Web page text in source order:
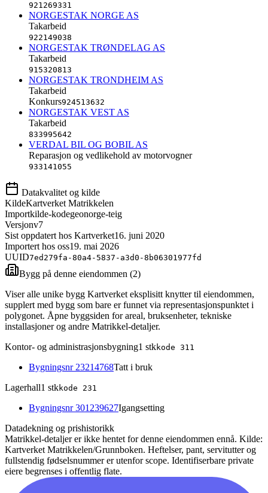
921269331
NORGESTAK NORGE AS
Takarbeid
922149038
NORGESTAK TRØNDELAG AS
Takarbeid
915320813
NORGESTAK TRONDHEIM AS
Takarbeid
Konkurs924513632
NORGESTAK VEST AS
Takarbeid
833995642
VERDAL BIL OG BOBIL AS
Reparasjon og vedlikehold av motorvogner
933141055
Datakvalitet og kilde
KildeKartverket Matrikkelen
Importkilde-kodegeonorge-teig
Versjonv7
Sist oppdatert hos Kartverket16. juni 2020
Importert hos oss19. mai 2026
UUID7ed279fa-80a4-5837-a3d0-8b06301977fd
Bygg på denne eiendommen (2)
Viser alle unike bygg Kartverket eksplisitt knytter til eiendommen,
supplert med bygg som bare er funnet via representasjonspunktet i
polygonet. Åpne byggsiden for areal, bruksenheter, tekniske
installasjoner og andre Matrikkel-detaljer.
Kontor- og administrasjonsbygning1 stkkode 311
Bygningsnr 23214768Tatt i bruk
Lagerhall1 stkkode 231
Bygningsnr301239627Igangsetting
Datadekning og prishistorikk
Matrikkel-detaljer er ikke hentet for denne eiendommen ennå. Kilde:
Kartverket Matrikkelen/Grunnboken. Heftelser, pant, servitutter og
fullstendig fødselsnummer er utenfor scope. Identifiserbare private
eiere begrenses i offentlig flate.